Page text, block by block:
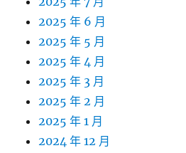
2025 年 6 月
2025 年 5 月
2025 年 4 月
2025 年 3 月
2025 年 2 月
2025 年 1 月
2024 年 12 月